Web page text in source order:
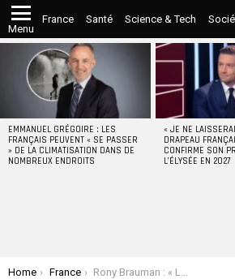
Menu
France Santé Science & Tech
STORIES
EMMANUEL GRÉGOIRE : LES
FRANÇAIS PEUVENT « SE PASSER
» DE LA CLIMATISATION DANS DE
NOMBREUX ENDROITS
« JE NE
DRAPEAU
CONFIRME SON
L’ÉLYSÉE EN 2027
You are here:
Home France Rony Brauman : « La solution à ce conflit se trouve dans l’arrêt de la colonisation et la restitution des terres palestiniennes aux Palestiniens»